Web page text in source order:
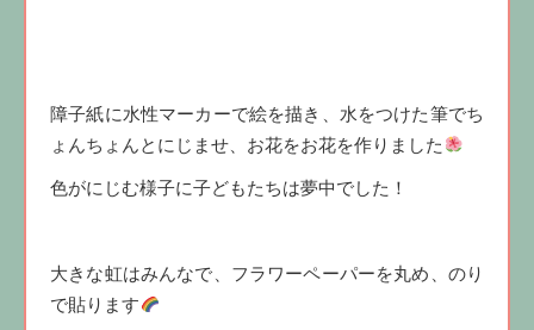
障子紙に水性マーカーで絵を描き、水をつけた筆でち
ょんちょんとにじませ、お花をお花を作りました
色がにじむ様子に子どもたちは夢中でした！
大きな虹はみんなで、フラワーペーパーを丸め、のり
で貼ります